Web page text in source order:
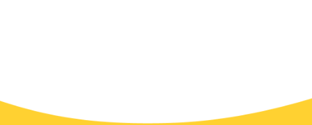
mogelijk heeft gemaakt, dan bent u van harte welkom
om een fooi te geven.